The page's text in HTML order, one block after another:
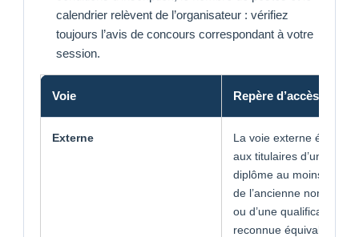
calendrier relèvent de l’organisateur : vérifiez
toujours l’avis de concours correspondant à votre
session.
Voie Repère d’accès
Externe
La voie externe était
aux titulaires d’un titre
diplôme au moins de
de l’ancienne
ou d’une qualification
reconnue équivalente.